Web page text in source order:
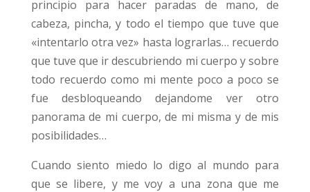
principio para hacer paradas de mano, de
cabeza, pincha, y todo el tiempo que tuve que
«intentarlo otra vez» hasta lograrlas… recuerdo
que tuve que ir descubriendo mi cuerpo y sobre
todo recuerdo como mi mente poco a poco se
fue desbloqueando dejandome ver otro
panorama de mi cuerpo, de mi misma y de mis
posibilidades…
Cuando siento miedo lo digo al mundo para
que se libere, y me voy a una zona que me